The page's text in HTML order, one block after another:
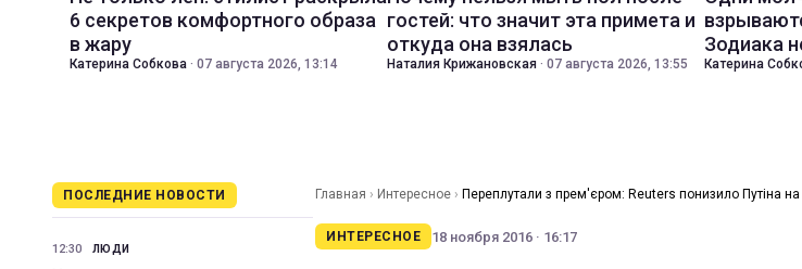
6 секретов комфортного образа
в жару
Катерина Собкова · 07 августа 2026, 13:14
гостей: что значит эта примета и
откуда она взялась
Наталия Крижановская · 07 августа 2026, 13:55
Зодиака
Катерина
ПОСЛЕДНИЕ НОВОСТИ
12:30 ЛЮДИ
Главная › Интересное › Переплутали з прем'єром: Reuters понизило Путіна на
ИНТЕРЕСНОЕ 18 ноября 2016 · 16:17